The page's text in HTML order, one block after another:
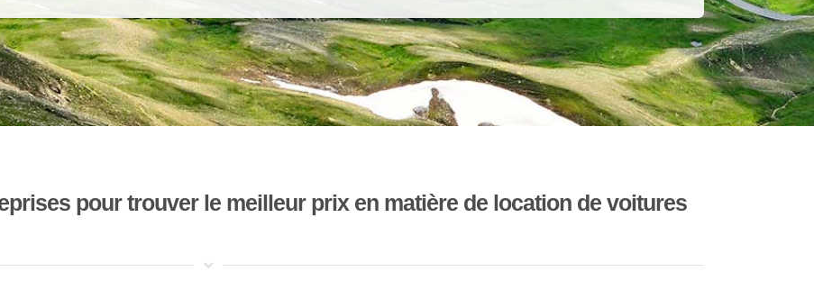
pour trouver le meilleur prix en matière de location de voitures